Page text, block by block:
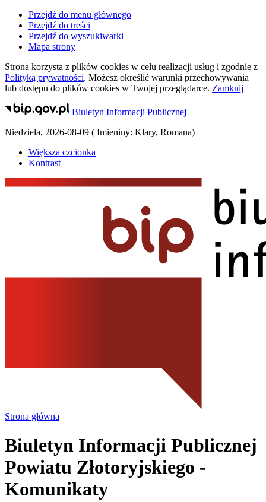
Przejdź do menu głównego
Przejdź do treści
Przejdź do wyszukiwarki
Mapa strony
Strona korzysta z plików cookies w celu realizacji usług i zgodnie z
Polityką prywatności. Możesz określić warunki przechowywania
lub dostępu do plików cookies w Twojej przeglądarce. Zamknij
Biuletyn Informacji Publicznej
Niedziela, 2026-08-09 ( Imieniny: Klary, Romana)
Większa czcionka
Kontrast
Strona główna
Biuletyn Informacji Publicznej
Powiatu Złotoryjskiego -
Komunikaty